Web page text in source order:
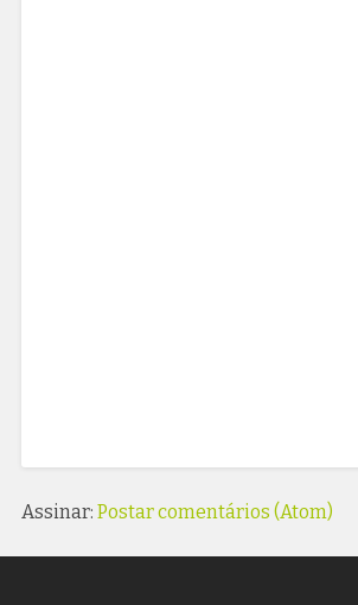
Assinar: Postar comentários (Atom)